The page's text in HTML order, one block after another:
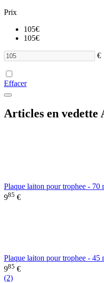
Prix
105€
105€
€
Effacer
Articles en vedette
Plaque laiton pour trophee - 70
985 €
Plaque laiton pour trophee - 45
985 €
(2)